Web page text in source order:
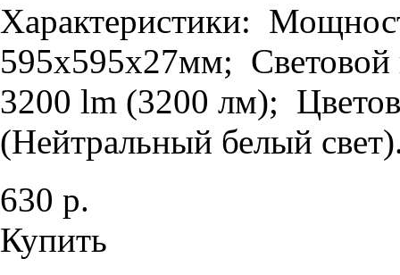
Характеристики:
595х595х27мм; Световой
3200 lm (3200 лм);
(Нейтральный белый
630 р.
Купить